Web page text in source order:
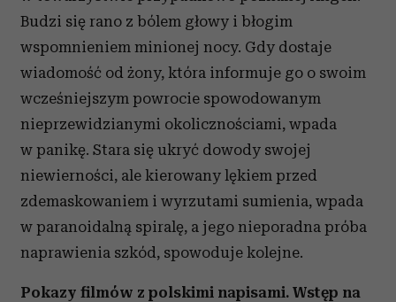
Budzi się rano z bólem głowy i błogim
wspomnieniem minionej nocy. Gdy dostaje
wiadomość od żony, która informuje go o swoim
wcześniejszym powrocie spowodowanym
nieprzewidzianymi okolicznościami, wpada
w panikę. Stara się ukryć dowody swojej
niewierności, ale kierowany lękiem przed
zdemaskowaniem i wyrzutami sumienia, wpada
w paranoidalną spiralę, a jego nieporadna próba
naprawienia szkód, spowoduje kolejne.
Pokazy filmów z polskimi napisami. Wstęp na